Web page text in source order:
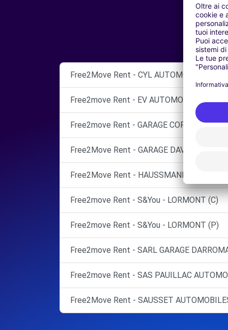
Free2Move Rent - CYL AUTOMOBILES -
Free2move Rent - EV AUTOMOBILES - ST
Free2move Rent - GARAGE CORBI -
Free2Move Rent - GARAGE DAVID - ST-
Free2Move Rent - HAUSSMANN
Free2move Rent - S&You - LORMONT (C)
Free2move Rent - S&You - LORMONT (P)
Free2move Rent - SARL GARAGE
Free2move Rent - SAS PAUILLAC
Free2Move Rent - SAUSSET